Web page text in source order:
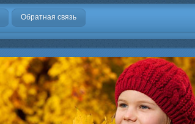
Обратная связь